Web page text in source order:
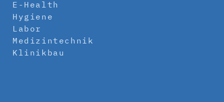
E-Health
Hygiene
Labor
Medizintechnik
Klinikbau